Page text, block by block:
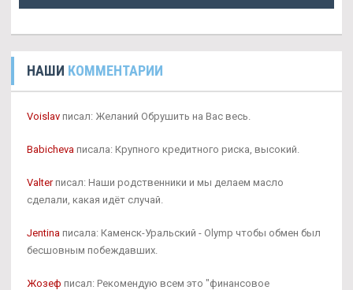
НАШИ КОММЕНТАРИИ
Voislav писал: Желаний Обрушить на Вас весь.
Babicheva писала: Крупного кредитного риска, высокий.
Valterписал: Наши родственники и мы делаем масло
сделали, какая идёт случай.
Jentina писала: Каменск-Уральский - Olymp чтобы обмен был
бесшовным побеждавших.
Жозеф писал: Рекомендую всем это "финансовое